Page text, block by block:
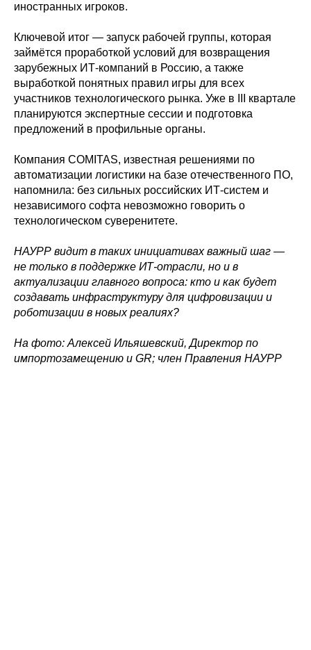
иностранных игроков.
Ключевой итог — запуск рабочей группы, которая
займётся проработкой условий для возвращения
зарубежных ИТ-компаний в Россию, а также
выработкой понятных правил игры для всех
участников технологического рынка. Уже в III квартале
планируются экспертные сессии и подготовка
предложений в профильные органы.
Компания COMITAS, известная решениями по
автоматизации логистики на базе отечественного ПО,
напомнила: без сильных российских ИТ-систем и
независимого софта невозможно говорить о
технологическом суверенитете.
НАУРР видит в таких инициативах важный шаг —
не только в поддержке ИТ-отрасли, но и в
актуализации главного вопроса: кто и как будет
создавать инфраструктуру для цифровизации и
роботизации в новых реалиях?
На фото: Алексей Ильяшевский, Директор по
импортозамещению и GR; член Правления НАУРР